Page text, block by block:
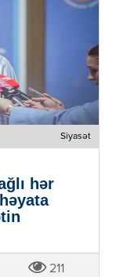
Siyasət
hər
211